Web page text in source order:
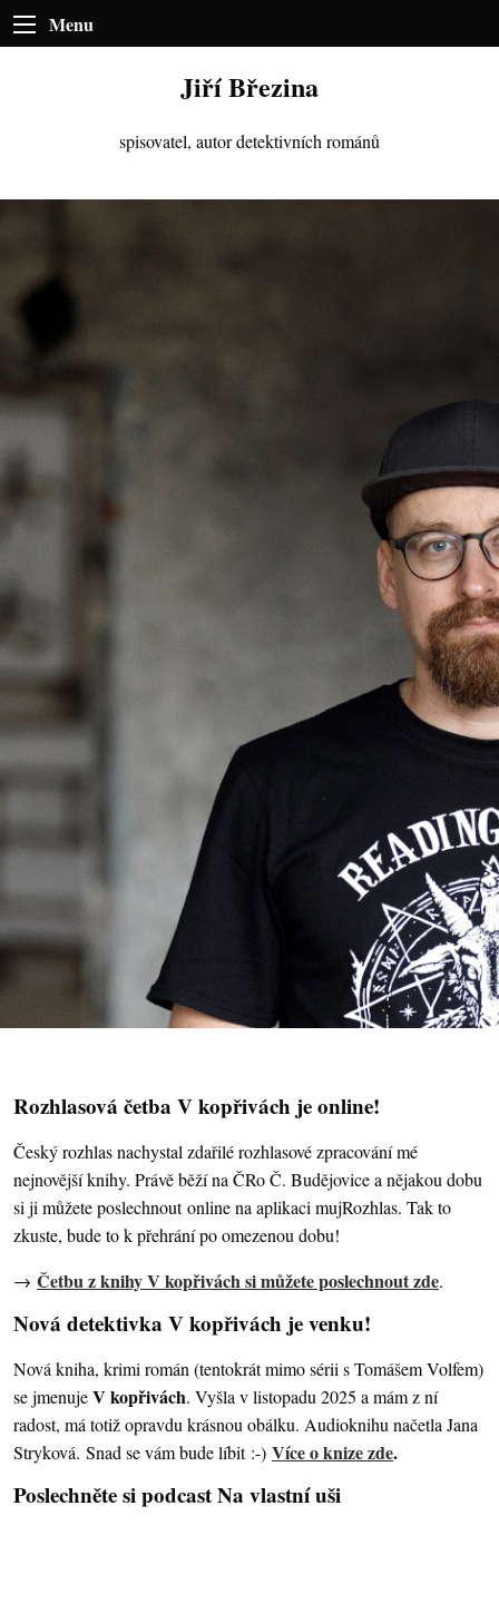
Menu
Jiří Březina
spisovatel, autor detektivních románů
Rozhlasová četba V kopřivách je online!
Český rozhlas nachystal zdařilé rozhlasové zpracování mé
nejnovější knihy. Právě běží na ČRo Č. Budějovice a nějakou dobu
si ji můžete poslechnout online na aplikaci mujRozhlas. Tak to
zkuste, bude to k přehrání po omezenou dobu!
→ Četbu z knihy V kopřivách si můžete poslechnout zde.
Nová detektivka V kopřivách je venku!
Nová kniha, krimi román (tentokrát mimo sérii s Tomášem Volfem)
se jmenujeV kopřivách. Vyšla v listopadu 2025 a mám z ní
radost, má totiž opravdu krásnou obálku. Audioknihu načetla Jana
Stryková. Snad se vám bude líbit :-) Více o knize zde.
Poslechněte si podcast Na vlastní uši